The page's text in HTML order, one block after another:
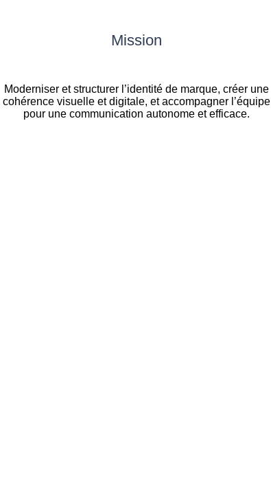
Mission
Moderniser et structurer l’identité de marque, créer une
cohérence visuelle et digitale, et accompagner l’équipe
pour une communication autonome et efficace.